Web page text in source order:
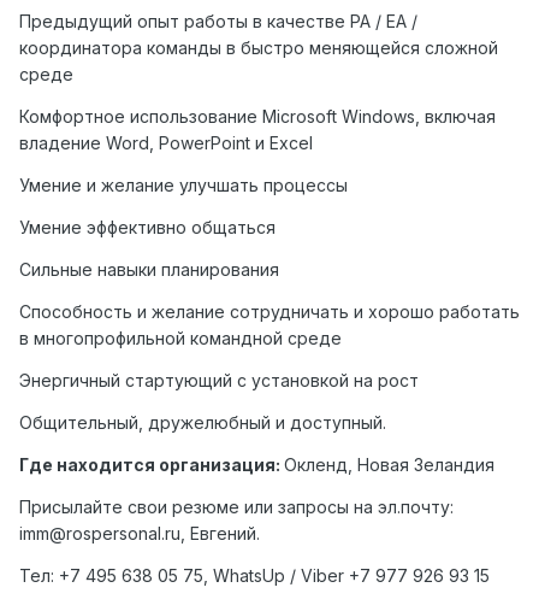
Предыдущий опыт работы в качестве PA / EA /
координатора команды в быстро меняющейся сложной
среде
Комфортное использование Microsoft Windows, включая
владение Word, PowerPoint и Excel
Умение и желание улучшать процессы
Умение эффективно общаться
Сильные навыки планирования
Способность и желание сотрудничать и хорошо работать
в многопрофильной командной среде
Энергичный стартующий с установкой на рост
Общительный, дружелюбный и доступный.
Где находится организация: Окленд, Новая Зеландия
Присылайте свои резюме или запросы на эл.почту:
imm@rospersonal.ru, Евгений.
Тел: +7 495 638 05 75, WhatsUp / Viber +7 977 926 93 15